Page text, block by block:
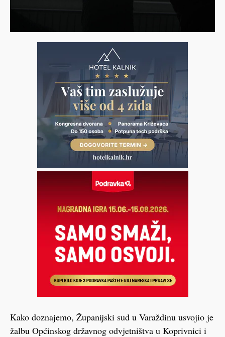
Kako doznajemo, Županijski sud u Varaždinu usvojio je
žalbu Općinskog državnog odvjetništva u Koprivnici i